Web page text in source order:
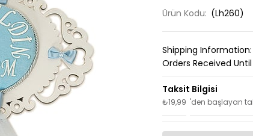
Ürün Kodu: (Lh260)
Shipping Information:
Orders Received
₺19,99 'den başlayan